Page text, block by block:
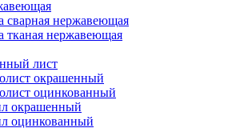
сварная нержавеющая
тканая нержавеющая
лист
окрашенный
оцинкованный
окрашенный
оцинкованный